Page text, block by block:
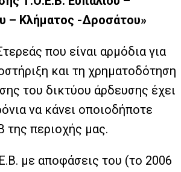
– Κλήματος -Δροσάτου»
που είναι αρμόδια για
και τη χρηματοδότηση
του δικτύου άρδευσης έχει
να κάνει οποιοδήποτε
της περιοχής μας.
με αποφάσεις του (το 2006